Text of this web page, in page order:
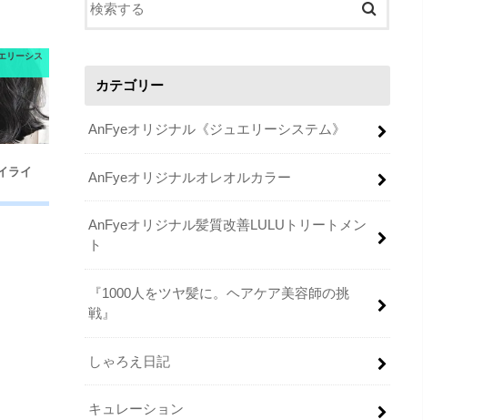
リーシス
ライ
カテゴリー
AnFyeオリジナル《ジュエリーシステム》
AnFyeオリジナルオレオルカラー
AnFyeオリジナル髪質改善LULUトリートメン
ト
『1000人をツヤ髪に。ヘアケア美容師の挑
戦』
しゃろえ日記
キュレーション